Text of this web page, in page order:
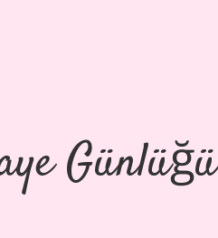
Günlüğü